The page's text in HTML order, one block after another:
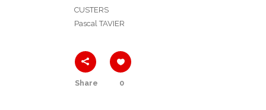
CUSTERS
Pascal TAVIER
Share 0